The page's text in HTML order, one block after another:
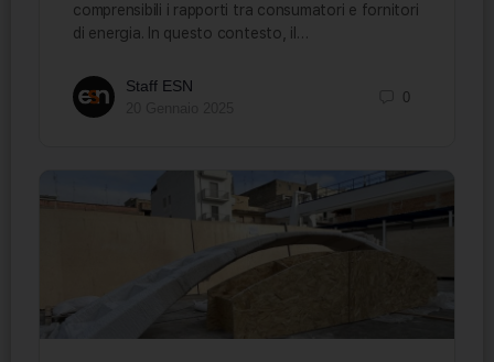
comprensibili i rapporti tra consumatori e fornitori
di energia. In questo contesto, il…
Staff ESN
0